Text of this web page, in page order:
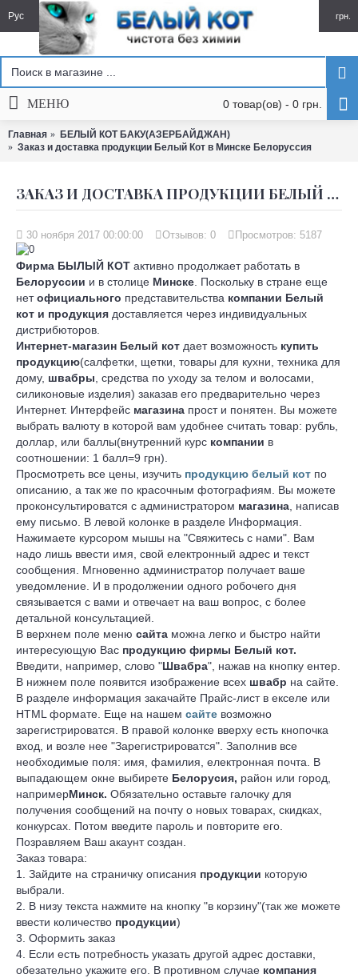
Рус грн.
0 товар(ов) - 0 грн.
МЕНЮ
Главная
БЕЛЫЙ КОТ БАКУ(АЗЕРБАЙДЖАН)
Заказ и доставка продукции Белый Кот в Минске Белоруссия
ЗАКАЗ И ДОСТАВКА ПРОДУКЦИИ БЕЛЫЙ КОТ В МИНСКЕ БЕЛОРУССИЯ
30 ноября 2017 00:00:00 Отзывов: 0 Просмотров: 5187
Фирма БЫЛЫЙ КОТ активно продолжает работать в
Белоруссии и в столице Минске . Поскольку в стране еще
нетофициального представительства компании Белый
кот и продукция доставляется через индивидуальных
дистрибюторов.
Интернет-магазин Белый кот дает возможность купить
продукцию(салфетки, щетки, товары для кухни, техника для
дому, швабры , средства по уходу за телом и волосами,
силиконовые изделия) заказав его предварительно через
Интернет. Интерфейс магазина прост и понятен. Вы можете
выбрать валюту в которой вам удобнее считать товар: рубль,
доллар, или баллы(внутренний курс компании в
соотношении: 1 балл=9 грн).
Просмотреть все цены, изучить продукцию белый кот по
описанию, а так же по красочным фотографиям. Вы можете
проконсультироватся с администратором магазина , написав
ему письмо. В левой колонке в разделе Информация.
Нажимаете курсором мышы на "Свяжитесь с нами". Вам
надо лишь ввести имя, свой електронный адрес и текст
сообщения. Мгновенно администратор получает ваше
уведомление. И в продолжении одного робочего дня
связывается с вами и отвечает на ваш вопрос, с более
детальной консультацией.
В верхнем поле меню сайта можна легко и быстро найти
интересующую Вас продукцию фирмы Белый кот.
Введити, например, слово "Швабра", нажав на кнопку ентер.
В нижнем поле появится изображение всех швабр на сайте.
В разделе информация закачайте Прайс-лист в екселе или
HTML формате. Еще на нашем сайте возможно
зарегистрироватся. В правой колонке вверху есть кнопочка
вход, и возле нее "Зарегистрироватся". Заполнив все
необходимые поля: имя, фамилия, електронная почта. В
выпадающем окне выбирете Белорусия, район или город,
напримерМинск. Обязательно оставьте галочку для
получения сообщений на почту о новых товарах, скидках,
конкурсах. Потом введите пароль и повторите его.
Позравляем Ваш акаунт создан.
Заказ товара:
1. Зайдите на страничку описания продукции которую
выбрали.
2. В низу текста нажмите на кнопку "в корзину"(так же можете
ввести количество продукции)
3. Оформить заказ
4. Если есть потребность указать другой адрес доставки,
обезательно укажите его. В противном случае компания